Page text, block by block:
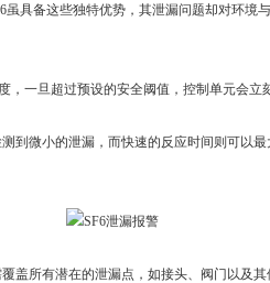
备这些独特优势，其泄漏问题却对环境
旦超过预设的安全阈值，控制单元会立
微小的泄漏，而快速的反应时间则可以
所有潜在的泄漏点，如接头、阀门以及其